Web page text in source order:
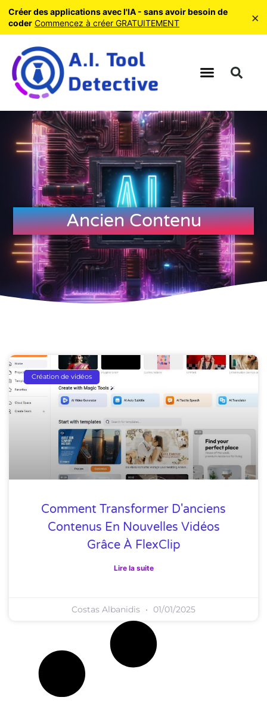
Ancien Contenu
Création de vidéos
Comment Transformer D'anciens
Contenus En Nouvelles Vidéos
Grâce À FlexClip
Lire la suite
Costas Albanidis 01/01/2025
Créer des applications avec l'IA - sans avoir besoin de
coder Commencez à créer GRATUITEMENT ×